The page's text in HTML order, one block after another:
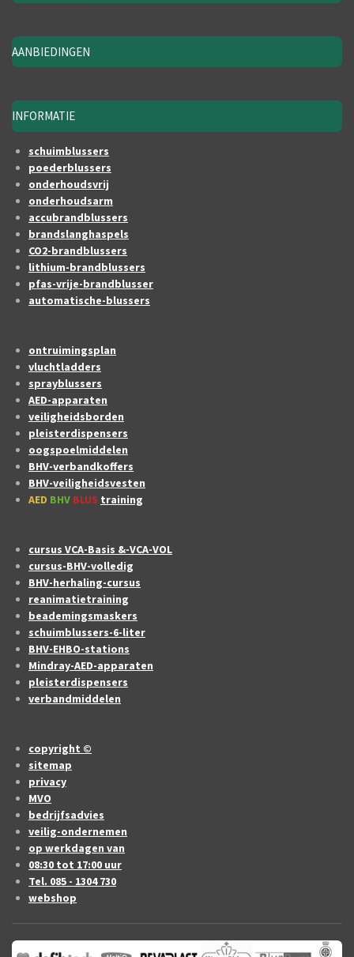
AANBIEDINGEN
INFORMATIE
schuimblussers
poederblussers
onderhoudsvrij
onderhoudsarm
accubrandblussers
brandslanghaspels
CO2-brandblussers
lithium-brandblussers
pfas-vrije-brandblusser
automatische-blussers
ontruimingsplan
vluchtladders
sprayblussers
AED-apparaten
veiligheidsborden
pleisterdispensers
oogspoelmiddelen
BHV-verbandkoffers
BHV-veiligheidsvesten
AED BHV BLUS training
cursus VCA-Basis &-VCA-VOL
cursus-BHV-volledig
BHV-herhaling-cursus
reanimatietraining
beademingsmaskers
schuimblussers-6-liter
BHV-EHBO-stations
Mindray-AED-apparaten
pleisterdispensers
verbandmiddelen
copyright ©
sitemap
privacy
MVO
bedrijfsadvies
veilig-ondernemen
op werkdagen van
08:30 tot 17:00 uur
Tel. 085 - 1304 730
webshop